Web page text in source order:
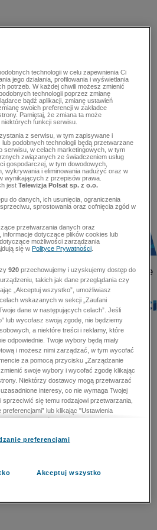
technologii w celu zapewnienia Ci
jego działania, profilowania i wyświetlania
potrzeb. W każdej chwili możesz zmienić
technologii poprzez zmianę
bądź aplikacji, zmianę ustawień
swoich preferencji w zakładce
Pamiętaj, że zmiana ta może
funkcji serwisu.
z serwisu, w tym zapisywane i
podobnych technologii będą przetwarzane
serwisu, w celach marketingowych, w tym
związanych ze świadczeniem usług
gospodarczej, w tym dowodowych,
wykrywania i eliminowania nadużyć oraz w
wynikających z przepisów prawa.
jestTelewizja Polsat sp. z o.o.
do danych, ich usunięcia, ograniczenia
sprostowania oraz cofnięcia zgód w
przetwarzania danych oraz
informacje dotyczące plików cookies lub
możliwości zarządzania
się wPolityce Prywatności
920 przechowujemy i uzyskujemy dostęp do
takich jak dane przeglądania czy
„Akceptuj wszystko”, umożliwiasz
wskazanych w sekcji „Zaufani
dane w następujących celach”. Jeśli
lub wycofasz swoją zgodę, nie będziemy
a niektóre treści i reklamy, które
odpowiednie. Twoje wybory będą miały
i możesz nimi zarządzać, w tym wycofać
za pomocą przycisku „Zarządzanie
swoje wybory i wycofać zgodę klikając
Niektórzy dostawcy mogą przetwarzać
interesy, co nie wymaga Twojej
się temu rodzajowi przetwarzania,
lub klikając "Ustawienia
sprzeciwić się przetwarzaniu przez
błędów, a w tym celu mogą zostać
w celu dostarczania i prezentacji reklam i
preferencjami
Akceptuj wszystko